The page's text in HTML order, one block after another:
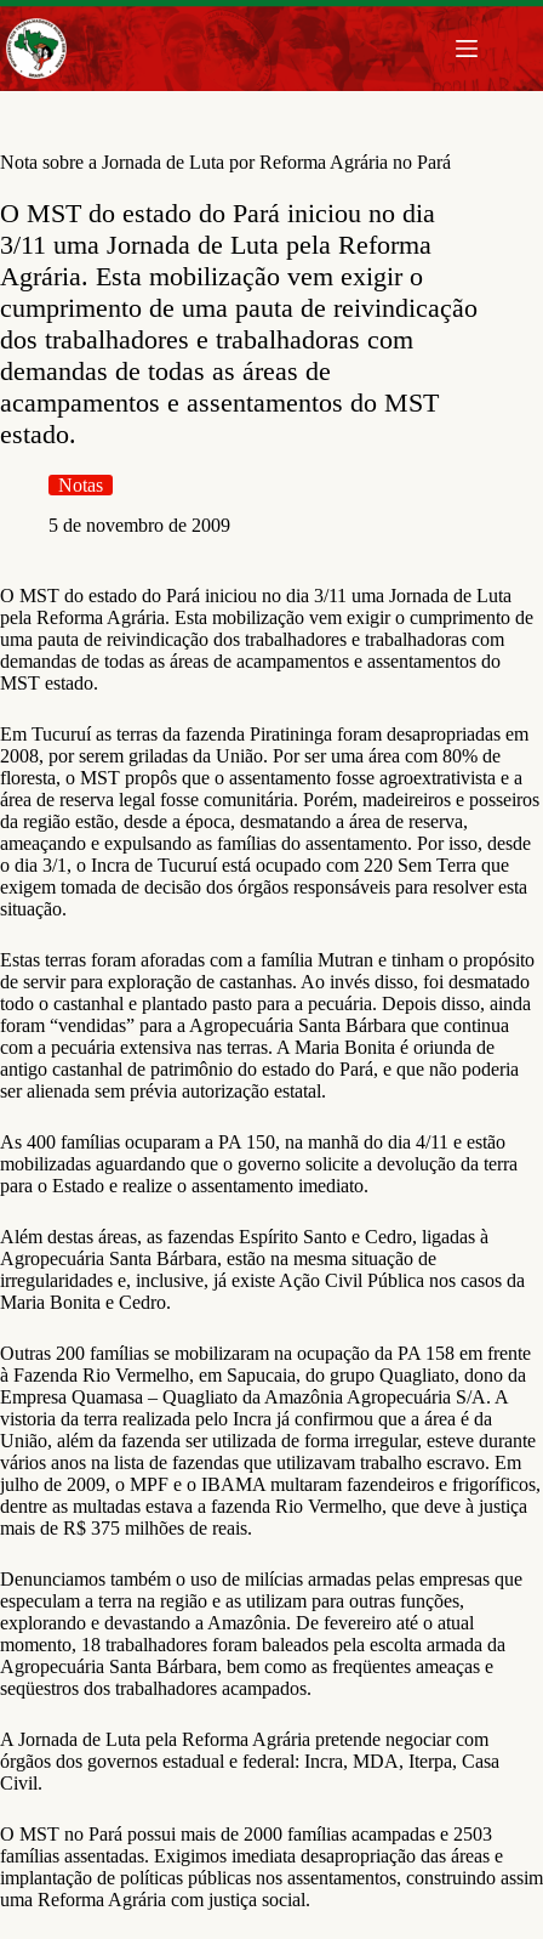
Pular
para
o
conteúdo
Nota sobre a Jornada de Luta por Reforma Agrária no Pará
O MST do estado do Pará iniciou no dia
3/11 uma Jornada de Luta pela Reforma
Agrária. Esta mobilização vem exigir o
cumprimento de uma pauta de reivindicação
dos trabalhadores e trabalhadoras com
demandas de todas as áreas de
acampamentos e assentamentos do MST
estado.
Notas
5 de novembro de 2009
O MST do estado do Pará iniciou no dia 3/11 uma Jornada de Luta
pela Reforma Agrária. Esta mobilização vem exigir o cumprimento de
uma pauta de reivindicação dos trabalhadores e trabalhadoras com
demandas de todas as áreas de acampamentos e assentamentos do
MST estado.
Em Tucuruí as terras da fazenda Piratininga foram desapropriadas em
2008, por serem griladas da União. Por ser uma área com 80% de
floresta, o MST propôs que o assentamento fosse agroextrativista e a
área de reserva legal fosse comunitária. Porém, madeireiros e posseiros
da região estão, desde a época, desmatando a área de reserva,
ameaçando e expulsando as famílias do assentamento. Por isso, desde
o dia 3/1, o Incra de Tucuruí está ocupado com 220 Sem Terra que
exigem tomada de decisão dos órgãos responsáveis para resolver esta
situação.
Estas terras foram aforadas com a família Mutran e tinham o propósito
de servir para exploração de castanhas. Ao invés disso, foi desmatado
todo o castanhal e plantado pasto para a pecuária. Depois disso, ainda
foram “vendidas” para a Agropecuária Santa Bárbara que continua
com a pecuária extensiva nas terras. A Maria Bonita é oriunda de
antigo castanhal de patrimônio do estado do Pará, e que não poderia
ser alienada sem prévia autorização estatal.
As 400 famílias ocuparam a PA 150, na manhã do dia 4/11 e estão
mobilizadas aguardando que o governo solicite a devolução da terra
para o Estado e realize o assentamento imediato.
Além destas áreas, as fazendas Espírito Santo e Cedro, ligadas à
Agropecuária Santa Bárbara, estão na mesma situação de
irregularidades e, inclusive, já existe Ação Civil Pública nos casos da
Maria Bonita e Cedro.
Outras 200 famílias se mobilizaram na ocupação da PA 158 em frente
à Fazenda Rio Vermelho, em Sapucaia, do grupo Quagliato, dono da
Empresa Quamasa – Quagliato da Amazônia Agropecuária S/A. A
vistoria da terra realizada pelo Incra já confirmou que a área é da
União, além da fazenda ser utilizada de forma irregular, esteve durante
vários anos na lista de fazendas que utilizavam trabalho escravo. Em
julho de 2009, o MPF e o IBAMA multaram fazendeiros e frigoríficos,
dentre as multadas estava a fazenda Rio Vermelho, que deve à justiça
mais de R$ 375 milhões de reais.
Denunciamos também o uso de milícias armadas pelas empresas que
especulam a terra na região e as utilizam para outras funções,
explorando e devastando a Amazônia. De fevereiro até o atual
momento, 18 trabalhadores foram baleados pela escolta armada da
Agropecuária Santa Bárbara, bem como as freqüentes ameaças e
seqüestros dos trabalhadores acampados.
A Jornada de Luta pela Reforma Agrária pretende negociar com
órgãos dos governos estadual e federal: Incra, MDA, Iterpa, Casa
Civil.
O MST no Pará possui mais de 2000 famílias acampadas e 2503
famílias assentadas. Exigimos imediata desapropriação das áreas e
implantação de políticas públicas nos assentamentos, construindo assim
uma Reforma Agrária com justiça social.